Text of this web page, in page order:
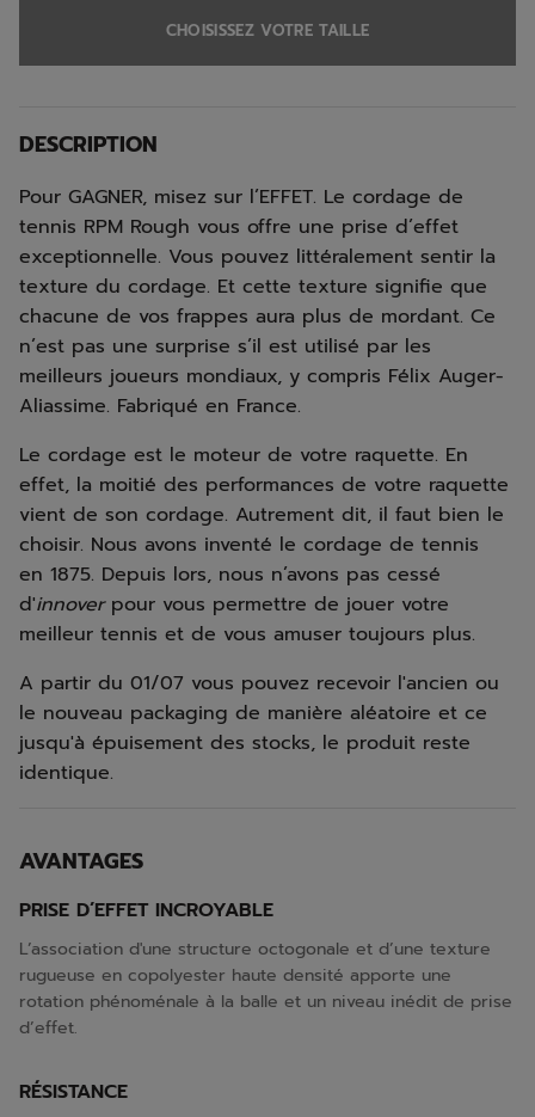
CHOISISSEZ VOTRE TAILLE
DESCRIPTION
Pour GAGNER, misez sur l’EFFET. Le cordage de
tennis RPM Rough vous offre une prise d’effet
exceptionnelle. Vous pouvez littéralement sentir la
texture du cordage. Et cette texture signifie que
chacune de vos frappes aura plus de mordant. Ce
n’est pas une surprise s’il est utilisé par les
meilleurs joueurs mondiaux, y compris Félix Auger-
Aliassime. Fabriqué en France.
Le cordage est le moteur de votre raquette. En
effet, la moitié des performances de votre raquette
vient de son cordage. Autrement dit, il faut bien le
choisir. Nous avons inventé le cordage de tennis
en 1875. Depuis lors, nous n’avons pas cessé
d'innoverpour vous permettre de jouer votre
meilleur tennis et de vous amuser toujours plus.
A partir du 01/07 vous pouvez recevoir l'ancien ou
le nouveau packaging de manière aléatoire et ce
jusqu'à épuisement des stocks, le produit reste
identique.
AVANTAGES
PRISE D’EFFET INCROYABLE
L’association d'une structure octogonale et d’une texture
rugueuse en copolyester haute densité apporte une
rotation phénoménale à la balle et un niveau inédit de prise
d’effet.
RÉSISTANCE